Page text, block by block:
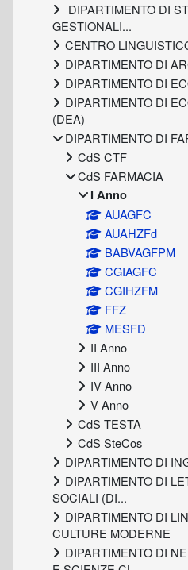
DIPARTIMENTO DI
GESTIONALI...
CENTRO
DIPARTIMENTO DI
DIPARTIMENTO DI
DIPARTIMENTO DI
(DEA)
DIPARTIMENTO DI
CdS CTF
CdS FARMACIA
I Anno
AUAGFC
AUAHZFd
BABVAGFPM
CGIAGFC
CGIHZFM
FFZ
MESFD
II Anno
III Anno
IV Anno
V Anno
CdS TESTA
CdS SteCos
DIPARTIMENTO DI
DIPARTIMENTO DI
SOCIALI (DI...
DIPARTIMENTO DI
CULTURE MODERNE
DIPARTIMENTO DI